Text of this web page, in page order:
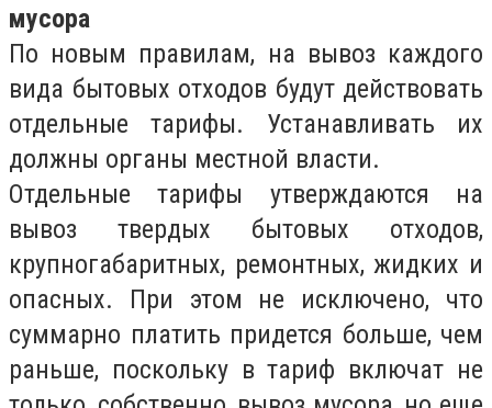
мусора
По новым правилам, на вывоз каждого
вида бытовых отходов будут действовать
отдельные тарифы. Устанавливать их
должны органы местной власти.
Отдельные тарифы утверждаются на
вывоз твердых бытовых отходов,
крупногабаритных, ремонтных, жидких и
опасных. При этом не исключено, что
суммарно платить придется больше, чем
раньше, поскольку в тариф включат не